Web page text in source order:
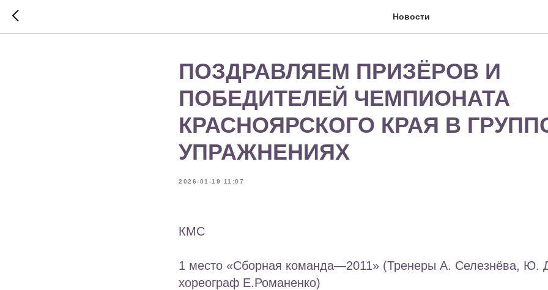
Новости
ПОЗДРАВЛЯЕМ ПРИЗЁРОВ И
ПОБЕДИТЕЛЕЙ ЧЕМПИОНАТА
КРАСНОЯРСКОГО КРАЯ В
УПРАЖНЕНИЯХ
2026-01-19 11:07
КМС
1 место «Сборная команда—2011» (Тренеры А. Селезнёва, Ю.
хореограф Е.Романенко)